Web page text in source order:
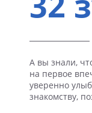
А вы знали,
на первое
уверенно
знакомству,